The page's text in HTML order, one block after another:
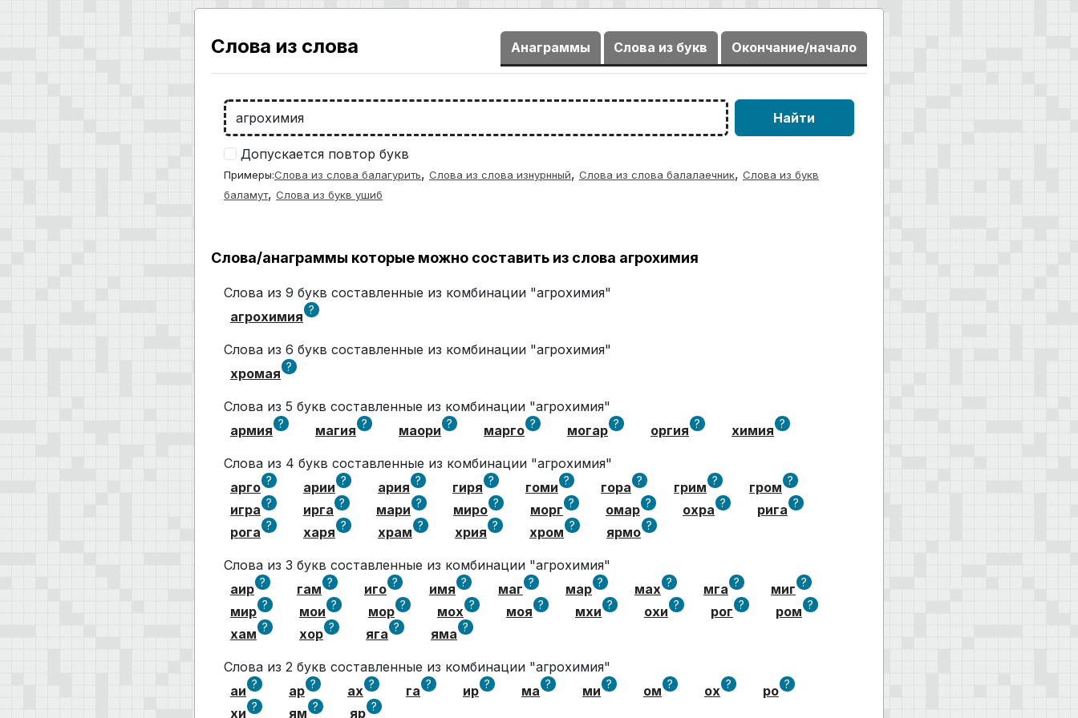
Слова из слова Анаграммы Слова из букв Окончание/начало
Найти
Допускается повтор букв
Примеры:Слова из слова балагурить, Слова из слова изнурнный, Слова из слова балалаечник, Слова из букв
баламут, Слова из букв ушиб
Слова/анаграммы которые можно составить из слова агрохимия
Слова из 9 букв составленные из комбинации "агрохимия"
агрохимия ?
Слова из 6 букв составленные из комбинации "агрохимия"
хромая ?
Слова из 5 букв составленные из комбинации "агрохимия"
армия ? магия ? маори ? марго ? могар ? оргия ? химия ?
Слова из 4 букв составленные из комбинации "агрохимия"
арго ? арии ? ария ? гиря ? гоми ? гора ? грим ? гром ?
игра ? ирга ? мари ? миро ? морг ? омар ? охра ? рига ?
рога ? харя ? храм ? хрия ? хром ? ярмо ?
Слова из 3 букв составленные из комбинации "агрохимия"
аир ? гам ? иго ? имя ? маг ? мар ? мах ? мга ? миг ?
мир ? мои ? мор ? мох ? моя ? мхи ? охи ? рог ? ром ?
хам ? хор ? яга ? яма ?
Слова из 2 букв составленные из комбинации "агрохимия"
аи ? ар ? ах ? га ? ир ? ма ? ми ? ом ? ох ? ро ?
хи ? ям ? яр ?